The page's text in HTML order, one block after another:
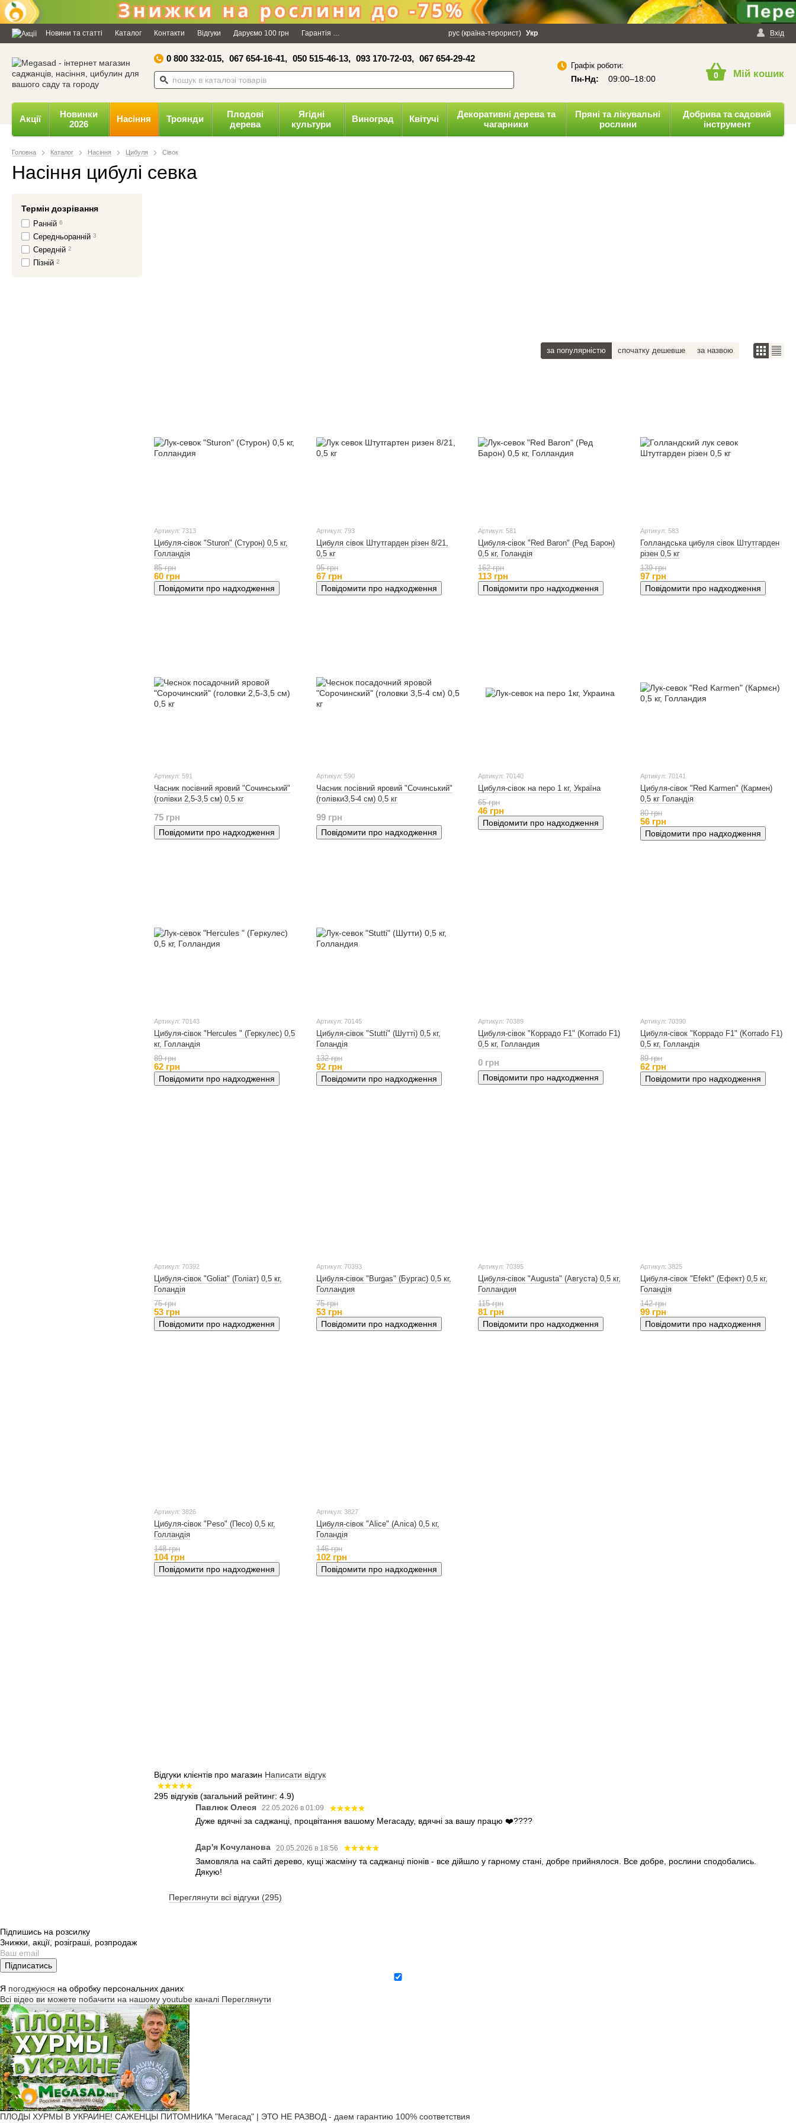
Новини та статті Каталог Контакти Відгуки Даруємо 100 грн Гарантія Політика конфіденційності Вхід
рус (країна-терорист) Укр
0 800 332-015, 067 654-16-41, 050 515-46-13, 093 170-72-03, 067 654-29-42
Графік роботи:
Пн-Нд: 09:00–18:00 0 Мій кошик
Акції
Новинки
2026
Насіння Троянди
Плодові
дерева
Ягідні
культури
Виноград Квітучі
Декоративні дерева та
чагарники
Пряні та лікувальні
рослини
Добрива та садовий
інструмент
Головна Каталог Насіння Цибуля Сівок
Насіння цибулі севка
за популярністю спочатку дешевше за назвою
Артикул: 7313
Цибуля-сівок "Sturon" (Стурон) 0,5 кг,
Голландія
85 грн
60 грн
Повідомити про надходження
Артикул: 793
Цибуля сівок Штутгарден різен 8/21,
0,5 кг
95 грн
67 грн
Повідомити про надходження
Артикул: 581
Цибуля-сівок "Red Baron" (Ред Барон)
0,5 кг, Голандія
162 грн
113 грн
Повідомити про надходження
Артикул: 583
Голландська цибуля сівок Штутгарден
різен 0,5 кг
139 грн
97 грн
Повідомити про надходження
Артикул: 591
Часник посівний яровий "Сочинський"
(голівки 2,5-3,5 см) 0,5 кг
75 грн
Повідомити про надходження
Артикул: 590
Часник посівний яровий "Сочинський"
(голівки3,5-4 см) 0,5 кг
99 грн
Повідомити про надходження
Артикул: 70140
Цибуля-сівок на перо 1 кг, Україна
65 грн
46 грн
Повідомити про надходження
Артикул: 70141
Цибуля-сівок "Red Karmen" (Кармен)
0,5 кг Голандія
80 грн
56 грн
Повідомити про надходження
Артикул: 70143
Цибуля-сівок "Hercules " (Геркулес) 0,5
кг, Голландія
89 грн
62 грн
Повідомити про надходження
Артикул: 70145
Цибуля-сівок "Stutti" (Шутті) 0,5 кг,
Голандія
132 грн
92 грн
Повідомити про надходження
Артикул: 70389
Цибуля-сівок "Коррадо F1" (Korrado F1)
0,5 кг, Голландия
0 грн
Повідомити про надходження
Артикул: 70390
Цибуля-сівок "Коррадо F1" (Korrado F1)
0,5 кг, Голландія
89 грн
62 грн
Повідомити про надходження
Артикул: 70392
Цибуля-сівок "Goliat" (Голіат) 0,5 кг,
Голандія
75 грн
53 грн
Повідомити про надходження
Артикул: 70393
Цибуля-сівок "Burgas" (Бургас) 0,5 кг,
Голландия
75 грн
53 грн
Повідомити про надходження
Артикул: 70395
Цибуля-сівок "Augusta" (Августа) 0,5 кг,
Голландия
115 грн
81 грн
Повідомити про надходження
Артикул: 3825
Цибуля-сівок "Efekt" (Ефект) 0,5 кг,
Голандія
142 грн
99 грн
Повідомити про надходження
Артикул: 3826
Цибуля-сівок "Peso" (Песо) 0,5 кг,
Голландія
148 грн
104 грн
Повідомити про надходження
Артикул: 3827
Цибуля-сівок "Alice" (Аліса) 0,5 кг,
Голандія
146 грн
102 грн
Повідомити про надходження
Відгуки клієнтів про магазин Написати відгук
295 відгуків (загальний рейтинг: 4.9)
Павлюк Олеся
22.05.2026 в 01:09
Дуже вдячні за саджанці, процвітання вашому Мегасаду, вдячні за вашу працю ❤️????
Дар'я Кочуланова 20.05.2026 в 18:56
Замовляла на сайті дерево, кущі жасміну та саджанці піонів - все дійшло у гарному стані, добре прийнялося. Все добре, рослини сподобались.
Дякую!
Переглянути всі відгуки (295)
Термін дозрівання
Ранній 6
Середньоранній 3
Середній 2
Пізній 2
Підпишись на розсилку
Знижки, акції, розіграші, розпродаж
Підписатись
Я погоджуюся на обробку персональних даних
Всі відео ви можете побачити на нашому youtube каналі Переглянути
ПЛОДЫ ХУРМЫ В УКРАИНЕ! САЖЕНЦЫ ПИТОМНИКА "Мегасад" | ЭТО НЕ РАЗВОД - даем гарантию 100% соответствия